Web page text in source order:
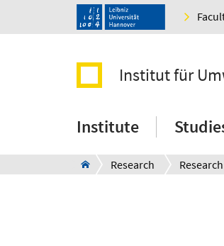
Institut für
Institute
Research